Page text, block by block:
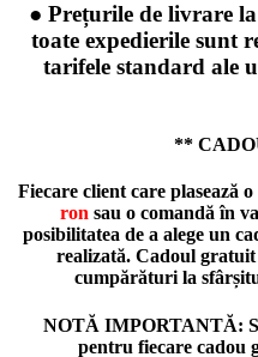
● Prețurile de livrare
toate expedierile sunt
tarifele standard ale
**
Fiecare client care plasează
ron sau o comandă în
posibilitatea de a alege un
realizată. Cadoul
cumpărături la
NOTĂ IMPORTANTĂ:
pentru fiecare cadou